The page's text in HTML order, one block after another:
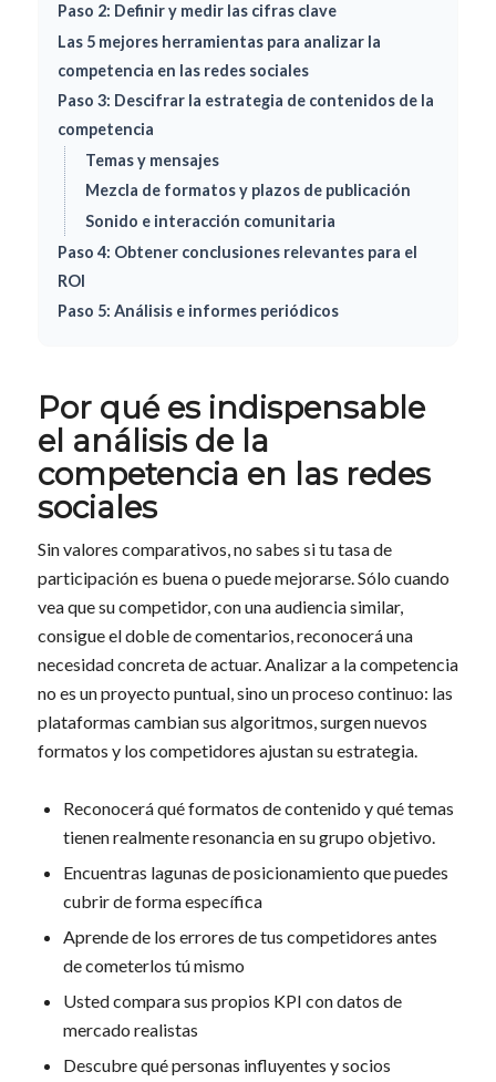
Paso 2: Definir y medir las cifras clave
Las 5 mejores herramientas para analizar la
competencia en las redes sociales
Paso 3: Descifrar la estrategia de contenidos de la
competencia
Temas y mensajes
Mezcla de formatos y plazos de publicación
Sonido e interacción comunitaria
Paso 4: Obtener conclusiones relevantes para el
ROI
Paso 5: Análisis e informes periódicos
Por qué es indispensable
el análisis de la
competencia en las redes
sociales
Sin valores comparativos, no sabes si tu tasa de
participación es buena o puede mejorarse. Sólo cuando
vea que su competidor, con una audiencia similar,
consigue el doble de comentarios, reconocerá una
necesidad concreta de actuar. Analizar a la competencia
no es un proyecto puntual, sino un proceso continuo: las
plataformas cambian sus algoritmos, surgen nuevos
formatos y los competidores ajustan su estrategia.
Reconocerá qué formatos de contenido y qué temas
tienen realmente resonancia en su grupo objetivo.
Encuentras lagunas de posicionamiento que puedes
cubrir de forma específica
Aprende de los errores de tus competidores antes
de cometerlos tú mismo
Usted compara sus propios KPI con datos de
mercado realistas
Descubre qué personas influyentes y socios